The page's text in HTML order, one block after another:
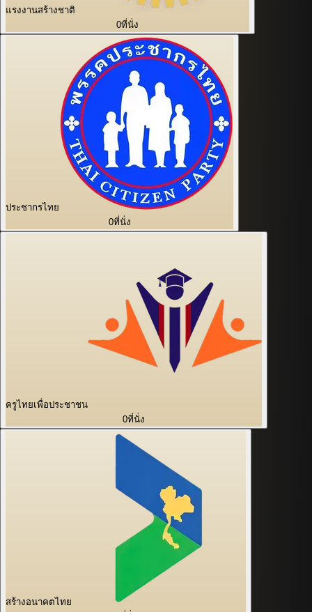
แรงงานสร้างชาติ
0ที่นั่ง
ประชากรไทย
0ที่นั่ง
ครูไทยเพื่อประชาชน
0ที่นั่ง
สร้างอนาคตไทย